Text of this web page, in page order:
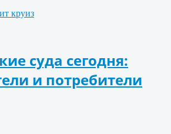
суда сегодня:
и потребители